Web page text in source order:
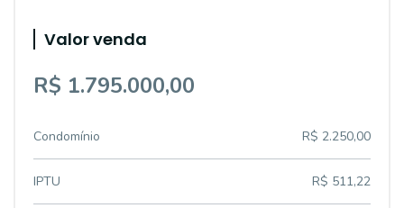
Valor venda
R$ 1.795.000,00
Condomínio R$ 2.250,00
IPTU R$ 511,22